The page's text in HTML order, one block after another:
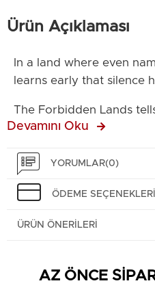
Ürün Açıklaması
In a land where even
learns early that silence
The Forbidden Lands
up between mountains,
the quiet resistance of
Some borders are drawn
Others are carved into
Baskı Tarihi: 13.02.2025
Devamını Oku
YORUMLAR(0)
ÖDEME SEÇENEKLERI
ÜRÜN ÖNERILERI
AZ ÖNCE